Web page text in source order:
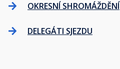
OKRESNÍ SHROMÁŽDĚNÍ
DELEGÁTI SJEZDU